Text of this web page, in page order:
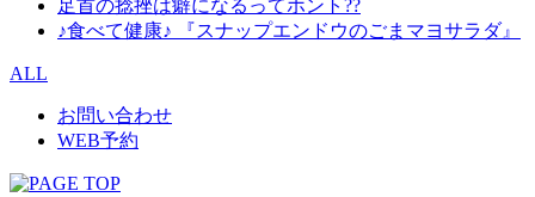
足首の捻挫は癖になるってホント??
♪食べて健康♪ 『スナップエンドウのごまマヨサラダ』
ALL
お問い合わせ
WEB予約